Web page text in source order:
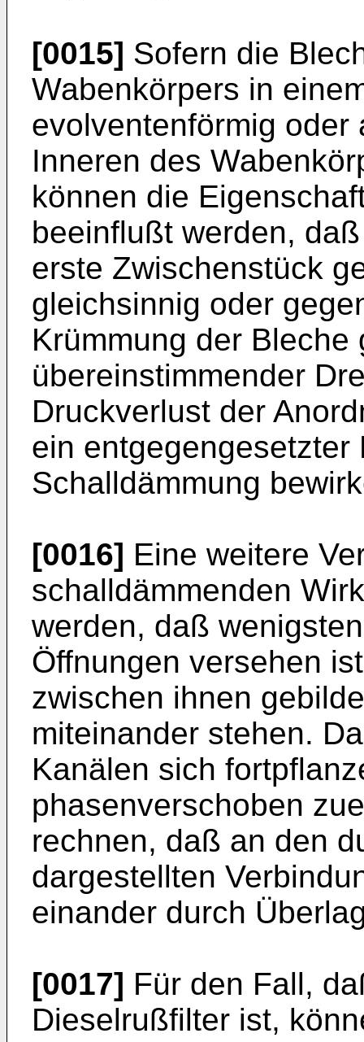
[0015] Sofern die
Wabenkörpers in
evolventenförmig oder
Inneren des
können die
beeinflußt werden,
erste Zwischenstück
gleichsinnig oder
Krümmung der Bleche
übereinstimmender
Druckverlust der
ein
Schalldämmung
[0016] Eine weitere
schalldämmenden
werden, daß
Öffnungen versehen
zwischen ihnen
miteinander stehen.
Kanälen sich
phasenverschoben
rechnen, daß an den
dargestellten
einander durch
[0017] Für den Fall,
Dieselrußfilter ist,